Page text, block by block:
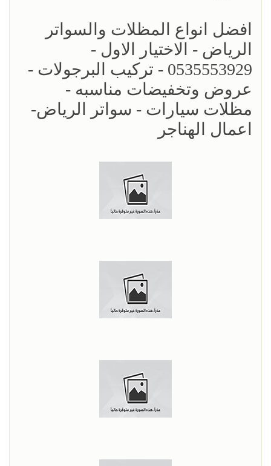
افضل انواع المظلات والسواتر
الرياض - الاختيار الاول -
0535553929 - تركيب البرجولات -
عروض وتخفيضات مناسبه -
مظلات سيارات - سواتر الرياض-
اعمال الهناجر